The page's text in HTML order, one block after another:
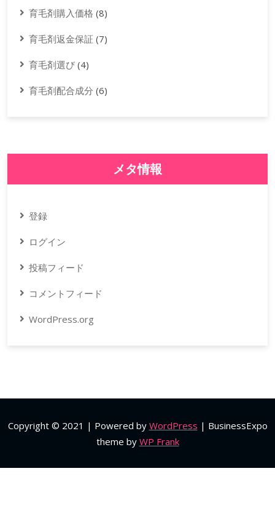
育毛剤購入価格 (8)
育毛剤返金保証 (7)
育毛剤選び (4)
育毛剤配合成分 (6)
メタ情報
登録
ログイン
投稿フィード
コメントフィード
WordPress.org
Copyright © 2021 | Powered by WordPress | BusinessExpo
theme by WP Frank